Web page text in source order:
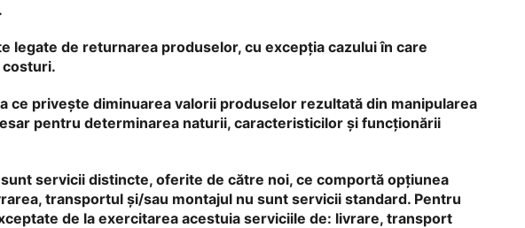
legate de returnarea produselor, cu excepția cazului în care
costuri.
ce privește diminuarea valorii produselor rezultată din manipularea
pentru determinarea naturii, caracteristicilor și funcționării
servicii distincte, oferite de către noi, ce comportă opțiunea
transportul și/sau montajul nu sunt servicii standard. Pentru
de la exercitarea acestuia serviciile de: livrare, transport